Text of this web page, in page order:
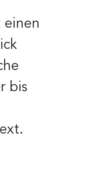
einen
bis